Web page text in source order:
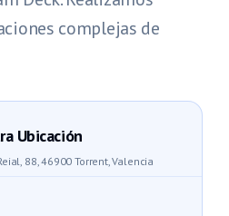
complejas de
Ubicación
88, 46900 Torrent, Valencia